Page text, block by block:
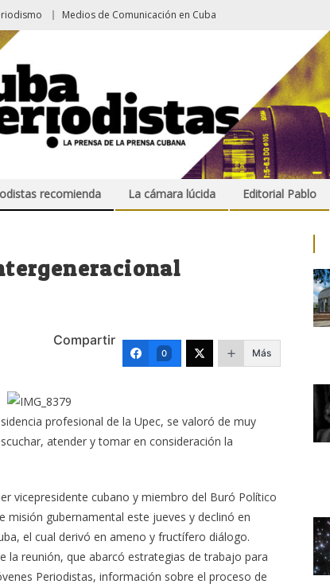
Medios de Comunicación en Cuba
recomienda La cámara lúcida Editorial Pablo
Compartir
0 Más
profesional de la Upec, se valoró de muy
atender y tomar en consideración la
vicepresidente cubano y miembro del Buró Político
misión gubernamental este jueves y declinó en
el cual derivó en ameno y fructífero diálogo.
la reunión, que abarcó estrategias de trabajo para
Periodistas, información sobre el proceso de